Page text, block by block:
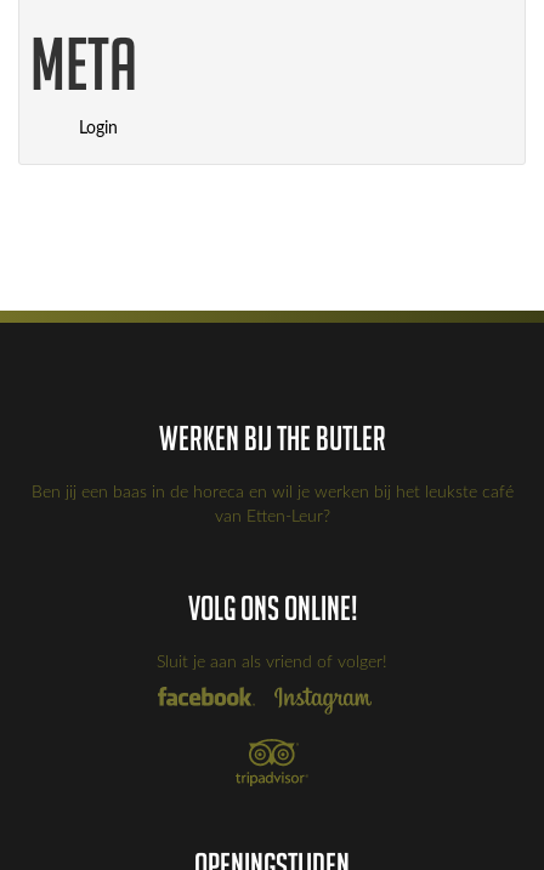
Meta
Login
Werken bij the Butler
Ben jij een baas in de horeca en wil je werken bij het leukste café
van Etten-Leur?
Volg ons online!
Sluit je aan als vriend of volger!